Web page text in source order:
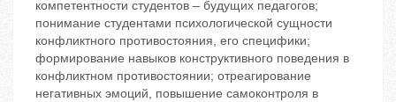
компетентности студентов – будущих педагогов;
понимание студентами психологической сущности
конфликтного противостояния, его специфики;
формирование навыков конструктивного поведения в
конфликтном противостоянии; отреагирование
негативных эмоций, повышение самоконтроля в